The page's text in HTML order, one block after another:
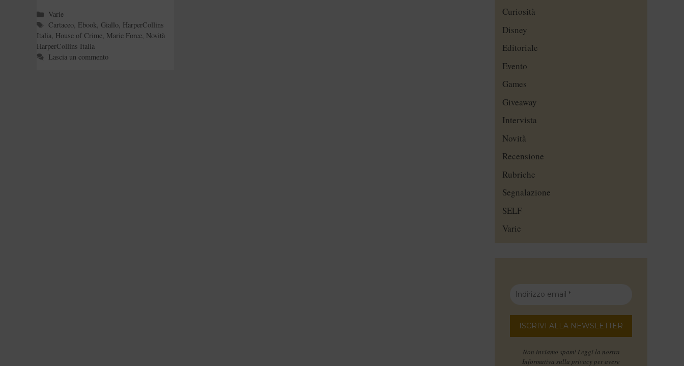
Categorie
Varie
Tag
Cartaceo, Ebook,Giallo, HarperCollins
Italia, House of Crime, Marie Force, Novità
HarperCollins Italia
Lascia un commento
Curiosità
Disney
Editoriale
Evento
Games
Giveaway
Intervista
Novità
Recensione
Rubriche
Segnalazione
SELF
Varie
Non inviamo spam! Leggi la nostra
Informativa sulla privacy per avere